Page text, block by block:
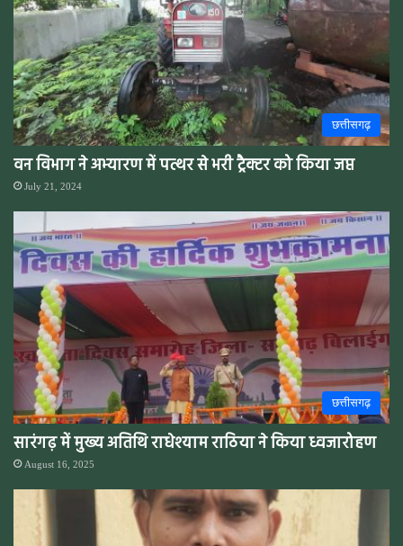
छत्तीसगढ़
वन विभाग ने अभ्यारण में पत्थर से भरी ट्रैक्टर को किया जप्त
July 21, 2024
छत्तीसगढ़
सारंगढ़ में मुख्य अतिथि राधेश्याम राठिया ने किया ध्वजारोहण
August 16, 2025